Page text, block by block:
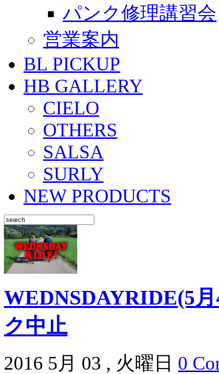
パンク修理講習会
営業案内
BL PICKUP
HB GALLERY
CIELO
OTHERS
SALSA
SURLY
NEW PRODUCTS
WEDNSDAYRIDE(5
ク中止
2016 5月 03 , 火曜日 0